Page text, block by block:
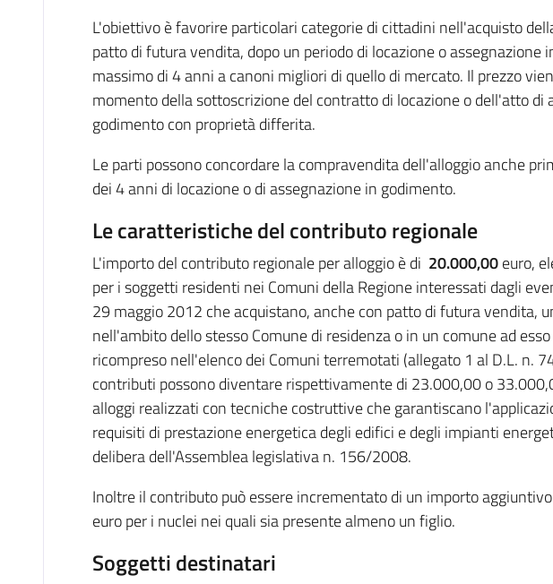
L'obiettivo è favorire particolari categorie di cittadini nell'acquisto
patto di futura vendita, dopo un periodo di locazione o assegnazione
massimo di 4 anni a canoni migliori di quello di mercato. Il prezzo
momento della sottoscrizione del contratto di locazione o dell'atto di
godimento con proprietà differita.
Le parti possono concordare la compravendita dell'alloggio anche
dei 4 anni di locazione o di assegnazione in godimento.
Le caratteristiche del contributo regionale
L'importo del contributo regionale per alloggio è di 20.000,00euro,
per i soggetti residenti nei Comuni della Regione interessati dagli
29 maggio 2012 che acquistano, anche con patto di futura vendita,
nell'ambito dello stesso Comune di residenza o in un comune ad
ricompreso nell'elenco dei Comuni terremotati (allegato 1 al D.L. n.
contributi possono diventare rispettivamente di 23.000,00 o
alloggi realizzati con tecniche costruttive che garantiscano
requisiti di prestazione energetica degli edifici e degli impianti
delibera dell'Assemblea legislativa n. 156/2008.
Inoltre il contributo può essere incrementato di un importo
euro per i nuclei nei quali sia presente almeno un figlio.
Soggetti destinatari